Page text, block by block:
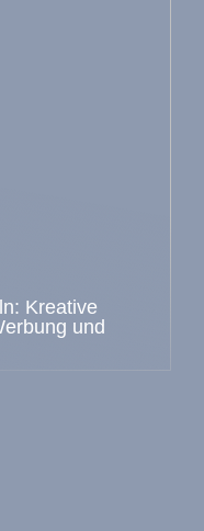
Kreative
und